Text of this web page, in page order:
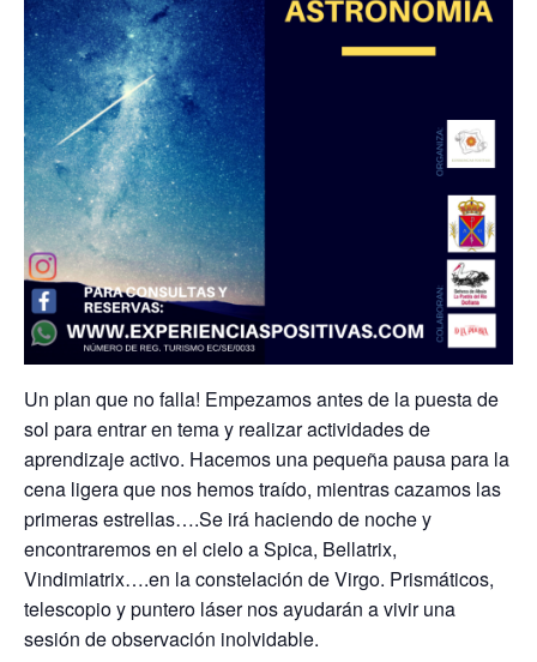
Un plan que no falla! Empezamos antes de la puesta de
sol para entrar en tema y realizar actividades de
aprendizaje activo. Hacemos una pequeña pausa para la
cena ligera que nos hemos traído, mientras cazamos las
primeras estrellas….Se irá haciendo de noche y
encontraremos en el cielo a Spica, Bellatrix,
Vindimiatrix….en la constelación de Virgo. Prismáticos,
telescopio y puntero láser nos ayudarán a vivir una
sesión de observación inolvidable.